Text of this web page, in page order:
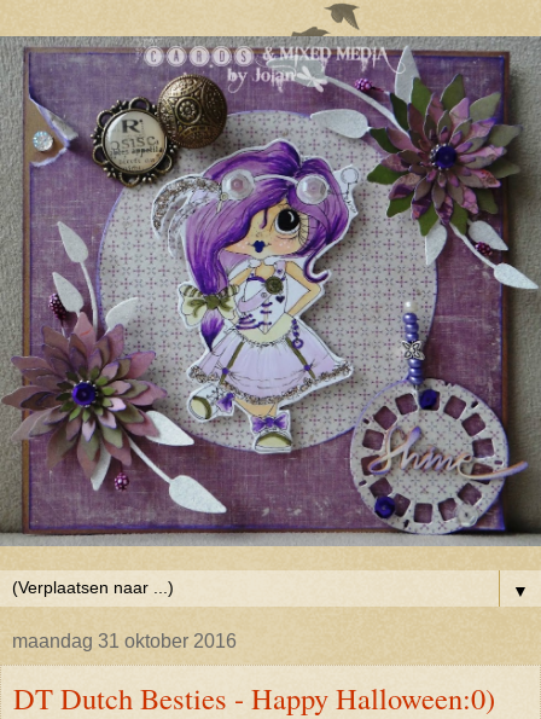
▼
maandag 31 oktober 2016
DT Dutch Besties - Happy Halloween:0)